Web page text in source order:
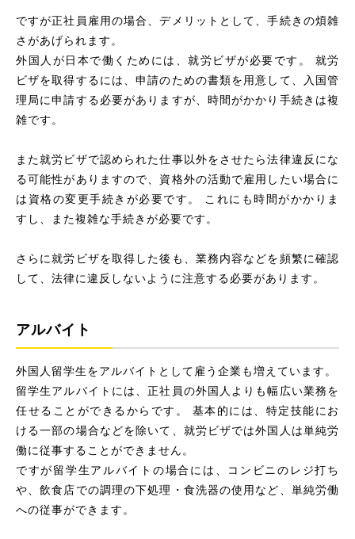
ですが正社員雇用の場合、デメリットとして、手続きの煩雑
さがあげられます。
外国人が日本で働くためには、就労ビザが必要です。 就労
ビザを取得するには、申請のための書類を用意して、入国管
理局に申請する必要がありますが、時間がかかり手続きは複
雑です。
また就労ビザで認められた仕事以外をさせたら法律違反にな
る可能性がありますので、資格外の活動で雇用したい場合に
は資格の変更手続きが必要です。 これにも時間がかかりま
すし、また複雑な手続きが必要です。
さらに就労ビザを取得した後も、業務内容などを頻繁に確認
して、法律に違反しないように注意する必要があります。
アルバイト
外国人留学生をアルバイトとして雇う企業も増えています。
留学生アルバイトには、正社員の外国人よりも幅広い業務を
任せることができるからです。 基本的には、特定技能にお
ける一部の場合などを除いて、就労ビザでは外国人は単純労
働に従事することができません。
ですが留学生アルバイトの場合には、コンビニのレジ打ち
や、飲食店での調理の下処理・食洗器の使用など、単純労働
への従事ができます。